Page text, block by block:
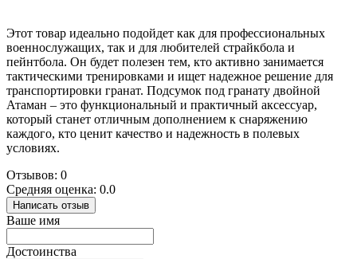
Этот товар идеально подойдет как для профессиональных
военнослужащих, так и для любителей страйкбола и
пейнтбола. Он будет полезен тем, кто активно занимается
тактическими тренировками и ищет надежное решение для
транспортировки гранат. Подсумок под гранату двойной
Атаман – это функциональный и практичный аксессуар,
который станет отличным дополнением к снаряжению
каждого, кто ценит качество и надежность в полевых
условиях.
Отзывов: 0
Средняя оценка: 0.0
Написать отзыв
Ваше имя
Достоинства